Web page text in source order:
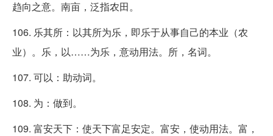
趋向之意。南亩，泛指农田。
106. 乐其所：以其所为乐，即乐于从事自己的本业（农
业）。乐，以……为乐，意动用法。所，名词。
107. 可以：助动词。
108. 为：做到。
109. 富安天下：使天下富足安定。富安，使动用法。富，